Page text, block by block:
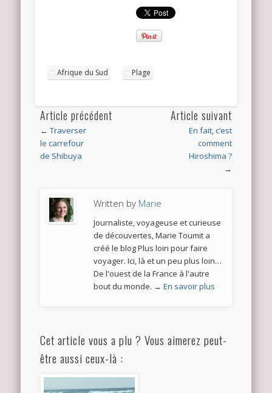
Afrique du Sud Plage
Article précédent
←Traverser
le carrefour
de Shibuya
Article suivant
En fait, c’est
comment
Hiroshima ?
→
Written by Marie
Journaliste, voyageuse et curieuse
de découvertes, Marie Toumit a
créé le blog Plus loin pour faire
voyager. Ici, là et un peu plus loin…
De l'ouest de la France à l'autre
bout du monde. →En savoir plus
Cet article vous a plu ? Vous aimerez peut-
être aussi ceux-là :